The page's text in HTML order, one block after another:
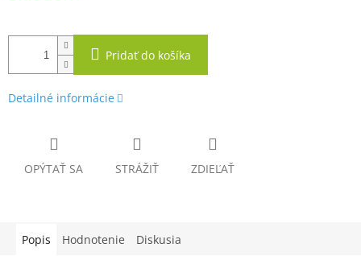
Pridať do košíka
Detailné informácie
OPÝTAŤ SA STRÁŽIŤ ZDIEĽAŤ
Popis Hodnotenie Diskusia